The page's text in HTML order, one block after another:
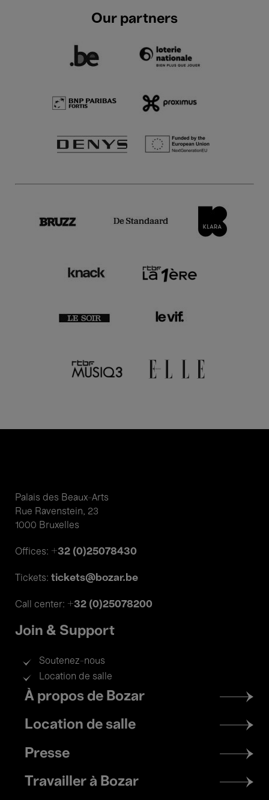
Our partners
Palais des Beaux-Arts
Rue Ravenstein, 23
1000 Bruxelles
Offices: +32 (0)25078430
Tickets: tickets@bozar.be
Call center: +32 (0)25078200
Join & Support
Soutenez-nous
Location de salle
Footer
menu
À propos de Bozar
Location de salle
Presse
Travailler à Bozar